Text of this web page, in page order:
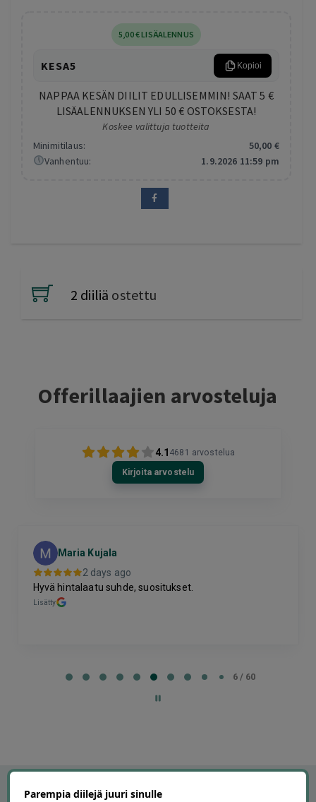
5 ,00€LISÄALENNUS
KESA5 Kopioi
NAPPAA KESÄN DIILIT EDULLISEMMIN! SAAT 5 €
LISÄALENNUKSEN YLI 50 € OSTOKSESTA!
Koskee valittuja tuotteita
Minimitilaus:
50,00 €
Vanhentuu:
1.9.2026 11:59 pm
2 diiliä ostettu
Offerillaajien arvosteluja
4.1 4681 arvostelua
Kirjoita arvostelu
Maria Kujala
2 days ago
Hyvä hintalaatu suhde, suositukset.
Lisätty
6 / 60
Parempia diilejä juuri sinulle